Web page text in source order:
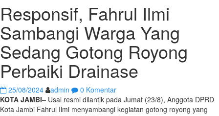
Responsif, Fahrul Ilmi
Sambangi Warga Yang
Sedang Gotong Royong
Perbaiki Drainase
25/08/2024 admin
0 Komentar
KOTA JAMBI– Usai resmi dilantik pada Jumat (23/8), Anggota DPRD
Kota Jambi Fahrul Ilmi menyambangi kegiatan gotong royong yang